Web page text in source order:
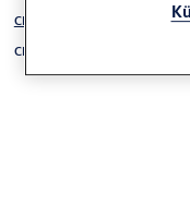
CLIQ
CLIQ Keys